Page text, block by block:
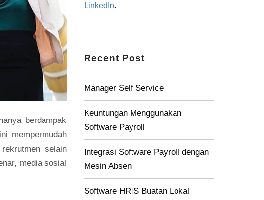
berdampak
mempermudah
selain
media sosial
LinkedIn.
Recent Post
Manager Self Service
Keuntungan Menggunakan
Software Payroll
Integrasi Software Payroll dengan
Mesin Absen
Software HRIS Buatan Lokal